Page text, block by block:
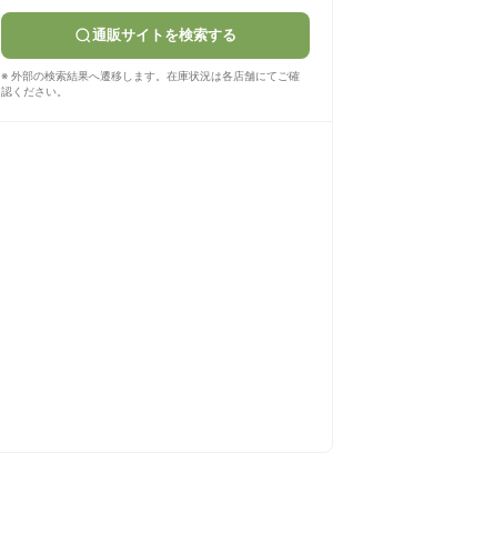
通販サイトを検索する
※ 外部の検索結果へ遷移します。在庫状況は各店舗にてご確
認ください。